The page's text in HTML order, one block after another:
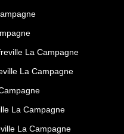
La Campagne
La Campagne
La Campagne
La Campagne